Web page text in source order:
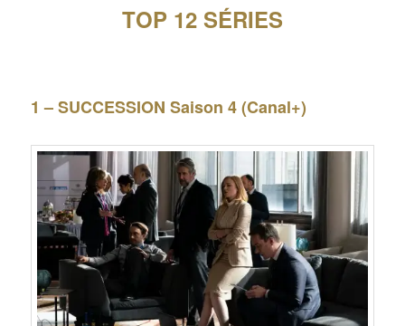
TOP 12 SÉRIES
1 – SUCCESSION Saison 4 (Canal+)